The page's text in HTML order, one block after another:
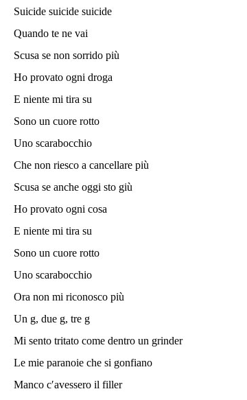
Suicide suicide suicide
Quando te ne vai
Scusa se non sorrido più
Ho provato ogni droga
E niente mi tira su
Sono un cuore rotto
Uno scarabocchio
Che non riesco a cancellare più
Scusa se anche oggi sto giù
Ho provato ogni cosa
E niente mi tira su
Sono un cuore rotto
Uno scarabocchio
Ora non mi riconosco più
Un g, due g, tre g
Mi sento tritato come dentro un grinder
Le mie paranoie che si gonfiano
Manco c′avessero il filler